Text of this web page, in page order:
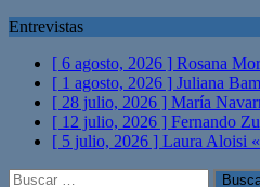
Entrevistas
[ 6 agosto, 2026 ] Rosana
[ 1 agosto, 2026 ] Juliana
[ 28 julio, 2026 ] María
[ 12 julio, 2026 ] Fernando
[ 5 julio, 2026 ] Laura Aloisi
Buscar: